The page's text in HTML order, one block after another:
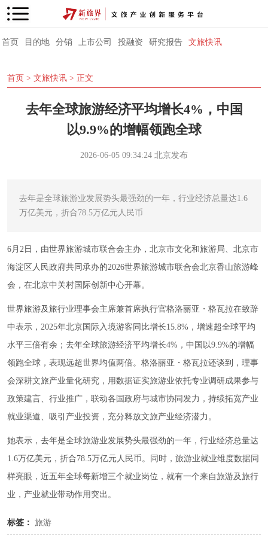
首页 目的地 分销 上市公司 投融资 研究报告 文旅快讯
首页 > 文旅快讯 > 正文
去年全球旅游经济平均增长4%，中国
以9.9%的增幅领跑全球
2026-06-05 09:34:24 北京发布
去年是全球旅游业发展势头最强劲的一年，行业经济总量达1.6
万亿美元，折合78.5万亿元人民币
6月2日，由世界旅游城市联合会主办，北京市文化和旅游局、北京市
海淀区人民政府共同承办的2026世界旅游城市联合会北京香山旅游峰
会，在北京中关村国际创新中心开幕。
世界旅游及旅行业理事会主席兼首席执行官格洛丽亚・格瓦拉在致辞
中表示，2025年北京国际入境游客同比增长15.8%，增速超全球平均
水平三倍有余；去年全球旅游经济平均增长4%，中国以9.9%的增幅
领跑全球，表现远超世界均值两倍。格洛丽亚・格瓦拉还谈到，理事
会深耕文旅产业量化研究，用数据证实旅游业依托专业调研成果参与
政策建言、行业推广，联动各国政府与城市协同发力，持续拓宽产业
就业渠道、吸引产业投资，充分释放文旅产业经济潜力。
她表示，去年是全球旅游业发展势头最强劲的一年，行业经济总量达
1.6万亿美元，折合78.5万亿元人民币。同时，旅游业就业维度数据同
样亮眼，近五年全球每新增三个就业岗位，就有一个来自旅游及旅行
业，产业就业带动作用突出。
标签： 旅游